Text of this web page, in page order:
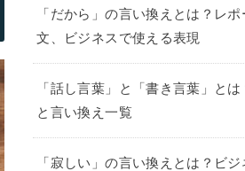
「だから」の言い換えとは？レ
文、ビジネスで使える表現
「話し言葉」と「書き言葉」とは
と言い換え一覧
「寂しい」の言い換えとは？ビ